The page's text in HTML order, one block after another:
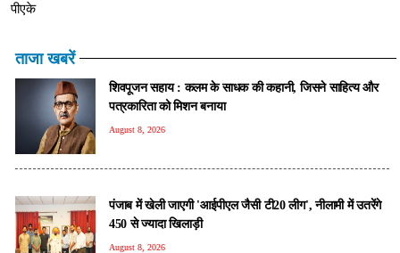
पीएके
ताजा खबरें
शिवपूजन सहाय : कलम के साधक की कहानी, जिसने साहित्य और
पत्रकारिता को मिशन बनाया
August 8, 2026
पंजाब में खेली जाएगी 'आईपीएल जैसी टी20 लीग', नीलामी में उतरेंगे
450 से ज्यादा खिलाड़ी
August 8, 2026